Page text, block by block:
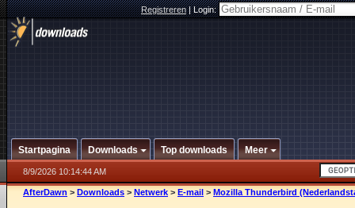
Registreren|Login:
Startpagina Downloads Top downloads Meer
8/9/2026 10:14:44 AM
AfterDawn > Downloads > Netwerk > E-mail > Mozilla Thunderbird